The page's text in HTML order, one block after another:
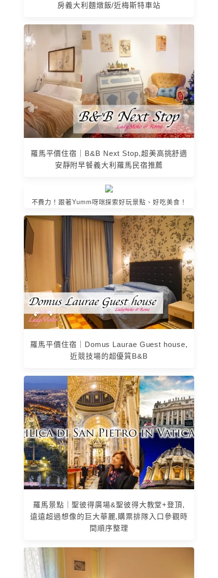
房義大利麵燉飯/近梅斯特車站
羅馬平價住宿｜B&B Next Stop,超美高挑舒適
安靜附早餐義大利羅馬民宿推薦
不費力！跟著Yumm呀咪探索好玩景點、好吃美食！
羅馬平價住宿｜Domus Laurae Guest house,
近競技場的超優質B&B
羅馬景點｜聖彼得廣場&聖彼得大教堂+登頂,
遠遠超過想像的巨大華麗,購票排隊入口參觀時
間順序整理